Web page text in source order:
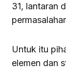
31, lantaran
Untuk itu
elemen dan